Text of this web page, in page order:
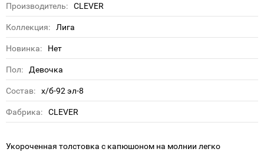
Производитель: CLEVER
Коллекция: Лига
Новинка: Нет
Пол: Девочка
Состав: х/б-92 эл-8
Фабрика: CLEVER
Укороченная толстовка с капюшоном на молнии легко